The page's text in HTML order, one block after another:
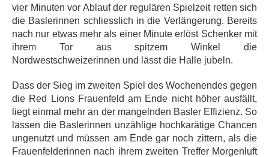
vier Minuten vor Ablauf der regulären Spielzeit retten sich
die Baslerinnen schliesslich in die Verlängerung. Bereits
nach nur etwas mehr als einer Minute erlöst Schenker mit
ihrem Tor aus spitzem Winkel die
Nordwestschweizerinnen und lässt die Halle jubeln.
Dass der Sieg im zweiten Spiel des Wochenendes gegen
die Red Lions Frauenfeld am Ende nicht höher ausfällt,
liegt einmal mehr an der mangelnden Basler Effizienz. So
lassen die Baslerinnen unzählige hochkarätige Chancen
ungenutzt und müssen am Ende gar noch zittern, als die
Frauenfelderinnen nach ihrem zweiten Treffer Morgenluft